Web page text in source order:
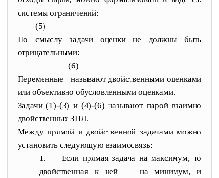
системы ограничений:
(5)
По смыслу задачи оценки не должны быть
отрицательными:
(6)
Переменные
называют двойственными оценками
или объективно обусловленными оценками.
Задачи (1)-(3) и (4)-(6) называют парой взаимно
двойственных ЗПЛ.
Между прямой и двойственной задачами можно
установить следующую взаимосвязь:
1.
Если прямая задача на максимум, то
двойственная к ней — на минимум, и